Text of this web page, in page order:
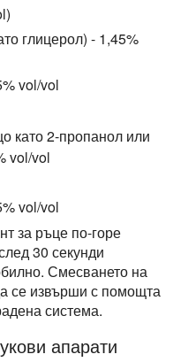
глицерол) - 1,45%
vol/vol
като 2-пропанол или
vol/vol
vol/vol
за ръце по-горе
30 секунди
Смесването на
се извърши с помощта
система.
апарати